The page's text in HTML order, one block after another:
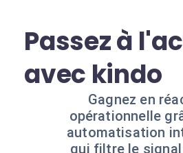
Passez à
avec kindo
Gagnez en
opérationnelle
automatisation
qui filtre le